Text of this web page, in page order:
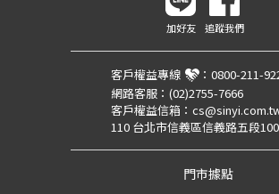
加好友 追蹤我們
客戶權益專線 ： 0800-211-
網路客服： (02)2755-7666
客戶權益信箱：
110 台北市信義區信義路五段
門市據點